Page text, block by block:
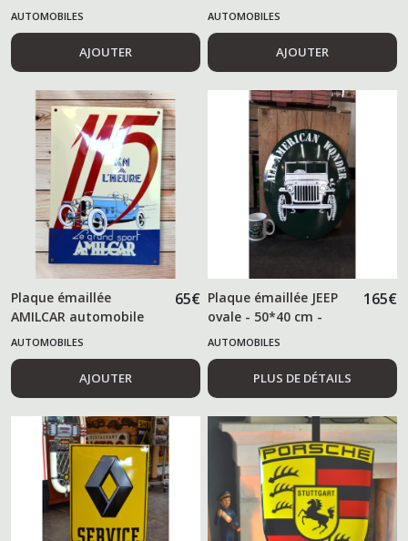
AUTOMOBILES
AJOUTER
AUTOMOBILES
AJOUTER
Plaque émaillée
AMILCAR automobile
65€
AUTOMOBILES
AJOUTER
Plaque émaillée JEEP
ovale - 50*40 cm -
165€
AUTOMOBILES
PLUS DE DÉTAILS